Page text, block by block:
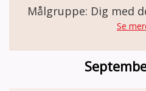
Den gamle staldgård
indrettet som besøgs-
Målgruppe: Dig med
Se